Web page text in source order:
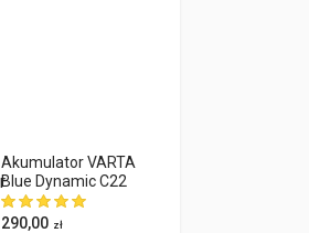
Akumulator VARTA
Blue Dynamic C22
52Ah 470A EN
290,00 zł